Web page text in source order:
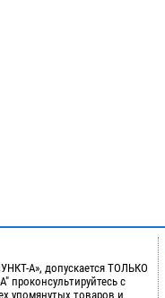
А», допускается ТОЛЬКО
с
упомянутых товаров и